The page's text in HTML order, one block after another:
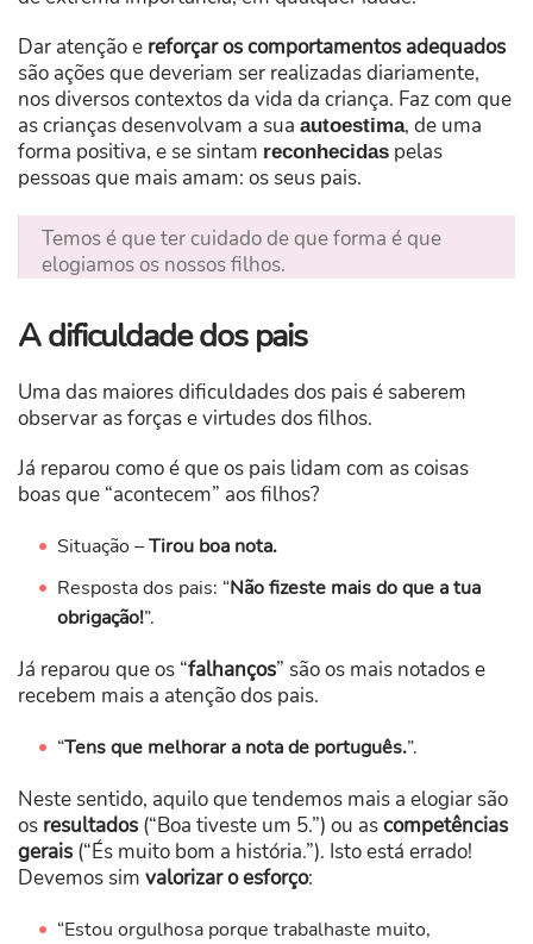
Dar atenção e reforçar os comportamentos adequados
são ações que deveriam ser realizadas diariamente,
nos diversos contextos da vida da criança. Faz com que
as crianças desenvolvam a sua autoestima, de uma
forma positiva, e se sintam reconhecidas pelas
pessoas que mais amam: os seus pais.
Temos é que ter cuidado de que forma é que
elogiamos os nossos filhos.
A dificuldade dos pais
Uma das maiores dificuldades dos pais é saberem
observar as forças e virtudes dos filhos.
Já reparou como é que os pais lidam com as coisas
boas que “acontecem” aos filhos?
Situação –Tirou boa nota.
Resposta dos pais: “Não fizeste mais do que a tua
obrigação!”.
Já reparou que os “falhanços” são os mais notados e
recebem mais a atenção dos pais.
“Tens que melhorar a nota de português.”.
Neste sentido, aquilo que tendemos mais a elogiar são
os resultados (“Boa tiveste um 5.”) ou ascompetências
gerais (“És muito bom a história.”). Isto está errado!
Devemos sim valorizar o esforço:
“Estou orgulhosa porque trabalhaste muito,